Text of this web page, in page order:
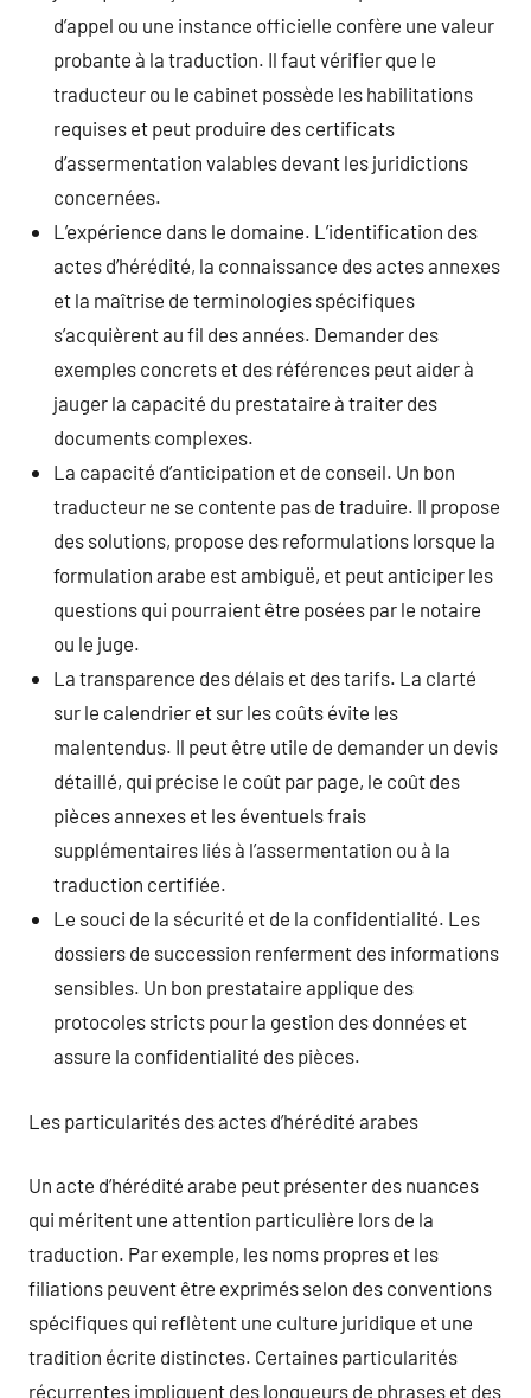
d’appel ou une instance officielle confère une valeur
probante à la traduction. Il faut vérifier que le
traducteur ou le cabinet possède les habilitations
requises et peut produire des certificats
d’assermentation valables devant les juridictions
concernées.
L’expérience dans le domaine. L’identification des
actes d’hérédité, la connaissance des actes annexes
et la maîtrise de terminologies spécifiques
s’acquièrent au fil des années. Demander des
exemples concrets et des références peut aider à
jauger la capacité du prestataire à traiter des
documents complexes.
La capacité d’anticipation et de conseil. Un bon
traducteur ne se contente pas de traduire. Il propose
des solutions, propose des reformulations lorsque la
formulation arabe est ambiguë, et peut anticiper les
questions qui pourraient être posées par le notaire
ou le juge.
La transparence des délais et des tarifs. La clarté
sur le calendrier et sur les coûts évite les
malentendus. Il peut être utile de demander un devis
détaillé, qui précise le coût par page, le coût des
pièces annexes et les éventuels frais
supplémentaires liés à l’assermentation ou à la
traduction certifiée.
Le souci de la sécurité et de la confidentialité. Les
dossiers de succession renferment des informations
sensibles. Un bon prestataire applique des
protocoles stricts pour la gestion des données et
assure la confidentialité des pièces.
Les particularités des actes d’hérédité arabes
Un acte d’hérédité arabe peut présenter des nuances
qui méritent une attention particulière lors de la
traduction. Par exemple, les noms propres et les
filiations peuvent être exprimés selon des conventions
spécifiques qui reflètent une culture juridique et une
tradition écrite distinctes. Certaines particularités
récurrentes impliquent des longueurs de phrases et des